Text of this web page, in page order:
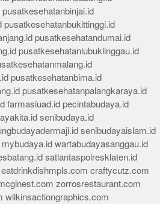
pusatkesehatanbinjai.id
pusatkesehatanbukittinggi.id
pusatkesehatandumai.id
pusatkesehatanlubuklinggau.id
pusatkesehatanbima.id
pusatkesehatanpalangkaraya.id
farmasiuad.id pecintabudaya.id
senibudaya.id
senibudayaislam.id
mybudaya.id wartabudayasanggau.id
satlantaspolresklaten.id
eatdrinkdishmpls.com craftycutz.com
zorrosrestaurant.com
wilkinsactiongraphics.com